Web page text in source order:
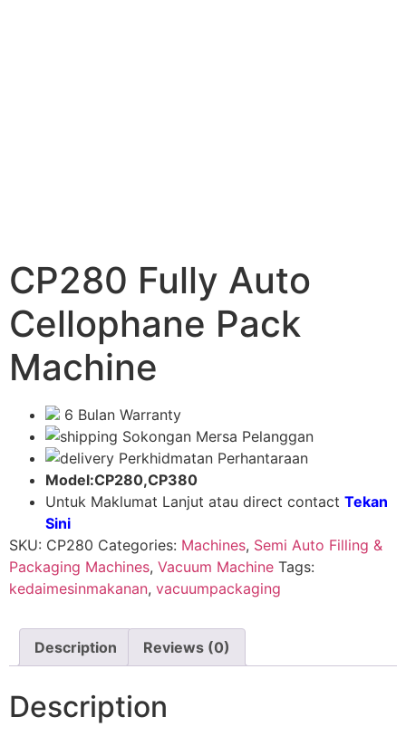
CP280 Fully Auto
Cellophane Pack
Machine
6 Bulan Warranty
Sokongan Mersa Pelanggan
Perkhidmatan Perhantaraan
Model:CP280,CP380
Untuk Maklumat Lanjut atau direct contact Tekan
Sini
SKU: CP280 Categories: Machines, Semi Auto Filling &
Packaging Machines, Vacuum Machine Tags:
kedaimesinmakanan, vacuumpackaging
Description Reviews (0)
Description